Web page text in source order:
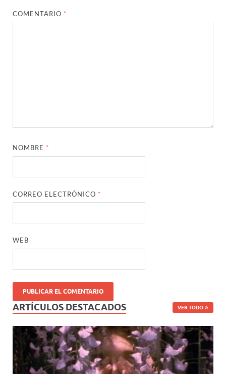
COMENTARIO *
NOMBRE *
CORREO ELECTRÓNICO *
WEB
ARTÍCULOS DESTACADOS VER TODO